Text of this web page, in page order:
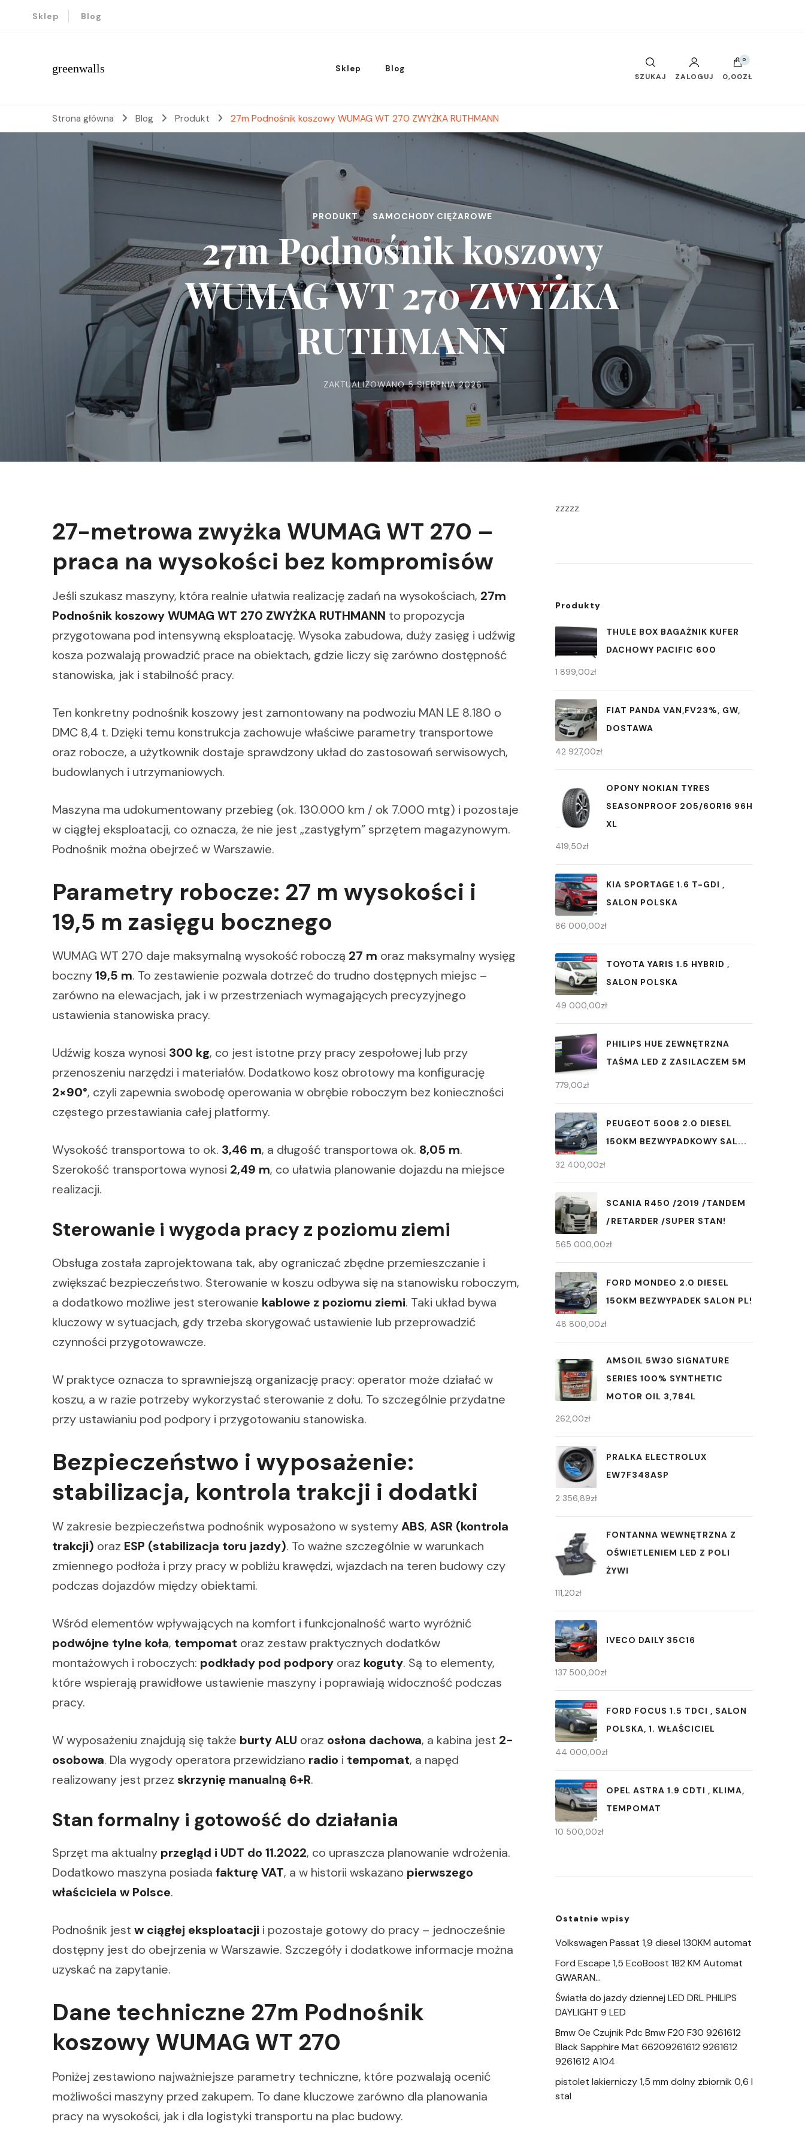
Sklep Blog
greenwalls Sklep Blog
SZUKAJ ZALOGUJ
0
0,00ZŁ
Strona główna Blog Produkt 27m Podnośnik koszowy WUMAG WT 270 ZWYŻKA RUTHMANN
PRODUKT SAMOCHODY CIĘŻAROWE
27m Podnośnik koszowy
WUMAG WT 270 ZWYŻKA
RUTHMANN
ZAKTUALIZOWANO5 SIERPNIA 2026
27-metrowa zwyżka WUMAG WT 270 –
praca na wysokości bez kompromisów
Jeśli szukasz maszyny, która realnie ułatwia realizację zadań na wysokościach, 27m
Podnośnik koszowy WUMAG WT 270 ZWYŻKA RUTHMANN to propozycja
przygotowana pod intensywną eksploatację. Wysoka zabudowa, duży zasięg i udźwig
kosza pozwalają prowadzić prace na obiektach, gdzie liczy się zarówno dostępność
stanowiska, jak i stabilność pracy.
Ten konkretny podnośnik koszowy jest zamontowany na podwoziu MAN LE 8.180 o
DMC 8,4 t. Dzięki temu konstrukcja zachowuje właściwe parametry transportowe
oraz robocze, a użytkownik dostaje sprawdzony układ do zastosowań serwisowych,
budowlanych i utrzymaniowych.
Maszyna ma udokumentowany przebieg (ok. 130.000 km / ok 7.000 mtg) i pozostaje
w ciągłej eksploatacji, co oznacza, że nie jest „zastygłym” sprzętem magazynowym.
Podnośnik można obejrzeć w Warszawie.
Parametry robocze: 27 m wysokości i
19,5 m zasięgu bocznego
WUMAG WT 270 daje maksymalną wysokość roboczą 27 m oraz maksymalny wysięg
boczny19,5 m. To zestawienie pozwala dotrzeć do trudno dostępnych miejsc –
zarówno na elewacjach, jak i w przestrzeniach wymagających precyzyjnego
ustawienia stanowiska pracy.
Udźwig kosza wynosi 300 kg, co jest istotne przy pracy zespołowej lub przy
przenoszeniu narzędzi i materiałów. Dodatkowo kosz obrotowy ma konfigurację
2×90°, czyli zapewnia swobodę operowania w obrębie roboczym bez konieczności
częstego przestawiania całej platformy.
Wysokość transportowa to ok. 3,46 m, a długość transportowa ok. 8,05 m.
Szerokość transportowa wynosi 2,49 m, co ułatwia planowanie dojazdu na miejsce
realizacji.
Sterowanie i wygoda pracy z poziomu ziemi
Obsługa została zaprojektowana tak, aby ograniczać zbędne przemieszczanie i
zwiększać bezpieczeństwo. Sterowanie w koszu odbywa się na stanowisku roboczym,
a dodatkowo możliwe jest sterowanie kablowe z poziomu ziemi. Taki układ bywa
kluczowy w sytuacjach, gdy trzeba skorygować ustawienie lub przeprowadzić
czynności przygotowawcze.
W praktyce oznacza to sprawniejszą organizację pracy: operator może działać w
koszu, a w razie potrzeby wykorzystać sterowanie z dołu. To szczególnie przydatne
przy ustawianiu pod podpory i przygotowaniu stanowiska.
Bezpieczeństwo i wyposażenie:
stabilizacja, kontrola trakcji i dodatki
W zakresie bezpieczeństwa podnośnik wyposażono w systemyABS, ASR (kontrola
trakcji) oraz ESP (stabilizacja toru jazdy). To ważne szczególnie w warunkach
zmiennego podłoża i przy pracy w pobliżu krawędzi, wjazdach na teren budowy czy
podczas dojazdów między obiektami.
Wśród elementów wpływających na komfort i funkcjonalność warto wyróżnić
podwójne tylne koła, tempomat oraz zestaw praktycznych dodatków
montażowych i roboczych: podkłady pod podpory oraz koguty. Są to elementy,
które wspierają prawidłowe ustawienie maszyny i poprawiają widoczność podczas
pracy.
W wyposażeniu znajdują się także burty ALU oraz osłona dachowa, a kabina jest 2-
osobowa. Dla wygody operatora przewidziano radio i tempomat, a napęd
realizowany jest przez skrzynię manualną 6+R.
Stan formalny i gotowość do działania
Sprzęt ma aktualny przegląd i UDT do 11.2022, co upraszcza planowanie wdrożenia.
Dodatkowo maszyna posiada fakturę VAT, a w historii wskazano pierwszego
właściciela w Polsce.
Podnośnik jest w ciągłej eksploatacji i pozostaje gotowy do pracy – jednocześnie
dostępny jest do obejrzenia w Warszawie. Szczegóły i dodatkowe informacje można
uzyskać na zapytanie.
Dane techniczne 27m Podnośnik
koszowy WUMAG WT 270
Poniżej zestawiono najważniejsze parametry techniczne, które pozwalają ocenić
możliwości maszyny przed zakupem. To dane kluczowe zarówno dla planowania
pracy na wysokości, jak i dla logistyki transportu na plac budowy.
zzzzz
Produkty
THULE BOX BAGAŻNIK KUFER
DACHOWY PACIFIC 600
1 899,00zł
FIAT PANDA VAN,FV23%, GW,
DOSTAWA
42 927,00zł
OPONY NOKIAN TYRES
SEASONPROOF 205/60R16 96H
XL
419,50zł
KIA SPORTAGE 1.6 T-GDI ,
SALON POLSKA
86 000,00zł
TOYOTA YARIS 1.5 HYBRID ,
SALON POLSKA
49 000,00zł
PHILIPS HUE ZEWNĘTRZNA
TAŚMA LED Z ZASILACZEM 5M
779,00zł
PEUGEOT 5008 2.0 DIESEL
150KM BEZWYPADKOWY SAL...
32 400,00zł
SCANIA R450 /2019 /TANDEM
/RETARDER /SUPER STAN!
565 000,00zł
FORD MONDEO 2.0 DIESEL
150KM BEZWYPADEK SALON PL!
48 800,00zł
AMSOIL 5W30 SIGNATURE
SERIES 100% SYNTHETIC
MOTOR OIL 3,784L
262,00zł
PRALKA ELECTROLUX
EW7F348ASP
2 356,89zł
FONTANNA WEWNĘTRZNA Z
OŚWIETLENIEM LED Z POLI
ŻYWI
111,20zł
IVECO DAILY 35C16
137 500,00zł
FORD FOCUS 1.5 TDCI , SALON
POLSKA, 1. WŁAŚCICIEL
44 000,00zł
OPEL ASTRA 1.9 CDTI , KLIMA,
TEMPOMAT
10 500,00zł
Ostatnie wpisy
Volkswagen Passat 1,9 diesel 130KM automat
Ford Escape 1,5 EcoBoost 182 KM Automat
GWARAN…
Światła do jazdy dziennej LED DRL PHILIPS
DAYLIGHT 9 LED
Bmw Oe Czujnik Pdc Bmw F20 F30 9261612
Black Sapphire Mat 66209261612 9261612
9261612 A104
pistolet lakierniczy 1,5 mm dolny zbiornik 0,6 l
stal